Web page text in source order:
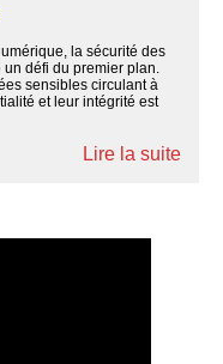
la sécurité des
défi du premier plan.
sensibles circulant à
et leur intégrité est
Lire la suite